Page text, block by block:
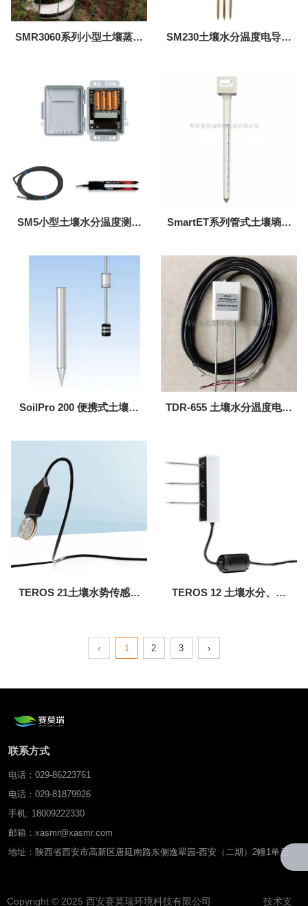
SMR3060系列小型土壤蒸渗
SM230土壤水分温度电导率
SM5小型土壤水分温度测量
SmartET系列管式土壤墒情
SoilPro 200 便携式土壤剖
TDR-655 土壤水分温度电导
TEROS 21土壤水势传感器
TEROS 12 土壤水分、温
‹ 1 2 3 ›
联系方式
电话：029-86223761
电话：029-81879926
手机: 18009222330
邮箱：xasmr@xasmr.com
地址：陕西省西安市高新区唐延南路东侧逸翠园-西安（二期）2幢1单元
Copyright © 2025 西安赛莫瑞环境科技有限公司 技术支